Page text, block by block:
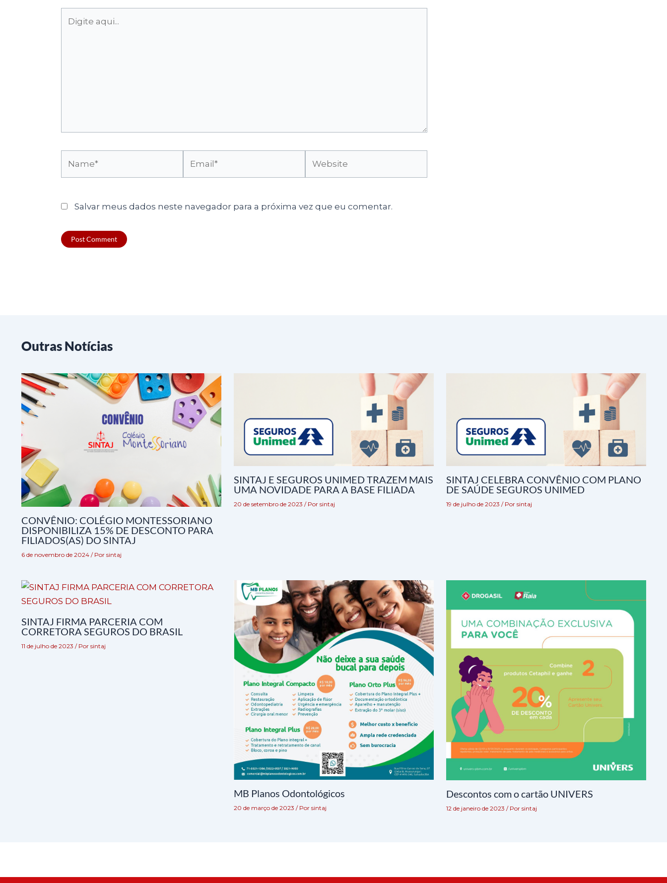
aqui...
Salvar meus dados neste navegador para a próxima vez que eu comentar.
Outras Notícias
CONVÊNIO: COLÉGIO MONTESSORIANO
DISPONIBILIZA 15% DE DESCONTO PARA
FILIADOS(AS) DO SINTAJ
6 de novembro de 2024 / Por sintaj
SINTAJ E SEGUROS UNIMED TRAZEM MAIS
UMA NOVIDADE PARA A BASE FILIADA
20 de setembro de 2023 / Por sintaj
SINTAJ CELEBRA CONVÊNIO COM PLANO
DE SAÚDE SEGUROS UNIMED
19 de julho de 2023 / Por sintaj
SINTAJ FIRMA PARCERIA COM
CORRETORA SEGUROS DO BRASIL
11 de julho de 2023 / Por sintaj
MB Planos Odontológicos
20 de março de 2023 / Por sintaj
Descontos com o cartão UNIVERS
12 de janeiro de 2023 / Por sintaj